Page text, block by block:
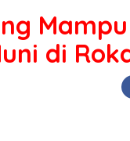
di